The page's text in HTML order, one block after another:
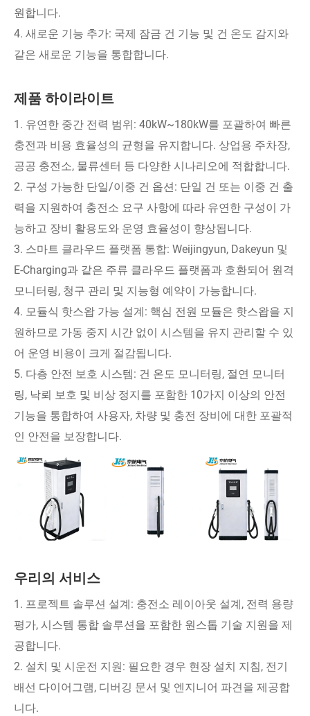
원합니다.
4. 새로운 기능 추가: 국제 잠금 건 기능 및 건 온도 감지와
같은 새로운 기능을 통합합니다.
제품 하이라이트
1. 유연한 중간 전력 범위: 40kW~180kW를 포괄하여 빠른
충전과 비용 효율성의 균형을 유지합니다. 상업용 주차장,
공공 충전소, 물류센터 등 다양한 시나리오에 적합합니다.
2. 구성 가능한 단일/이중 건 옵션: 단일 건 또는 이중 건 출
력을 지원하여 충전소 요구 사항에 따라 유연한 구성이 가
능하고 장비 활용도와 운영 효율성이 향상됩니다.
3. 스마트 클라우드 플랫폼 통합: Weijingyun, Dakeyun 및
E-Charging과 같은 주류 클라우드 플랫폼과 호환되어 원격
모니터링, 청구 관리 및 지능형 예약이 가능합니다.
4. 모듈식 핫스왑 가능 설계: 핵심 전원 모듈은 핫스왑을 지
원하므로 가동 중지 시간 없이 시스템을 유지 관리할 수 있
어 운영 비용이 크게 절감됩니다.
5. 다층 안전 보호 시스템: 건 온도 모니터링, 절연 모니터
링, 낙뢰 보호 및 비상 정지를 포함한 10가지 이상의 안전
기능을 통합하여 사용자, 차량 및 충전 장비에 대한 포괄적
인 안전을 보장합니다.
우리의 서비스
1. 프로젝트 솔루션 설계: 충전소 레이아웃 설계, 전력 용량
평가, 시스템 통합 솔루션을 포함한 원스톱 기술 지원을 제
공합니다.
2. 설치 및 시운전 지원: 필요한 경우 현장 설치 지침, 전기
배선 다이어그램, 디버깅 문서 및 엔지니어 파견을 제공합
니다.